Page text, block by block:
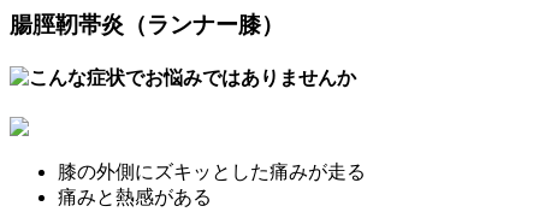
腸脛靭帯炎（ランナー膝）
膝の外側にズキッとした痛みが走る
痛みと熱感がある